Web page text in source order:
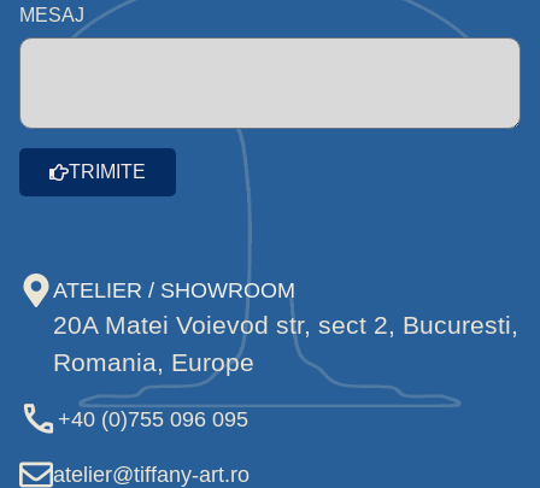
MESAJ
TRIMITE
ATELIER / SHOWROOM
20A Matei Voievod str, sect 2, Bucuresti,
Romania, Europe
+40 (0)755 096 095
atelier@tiffany-art.ro